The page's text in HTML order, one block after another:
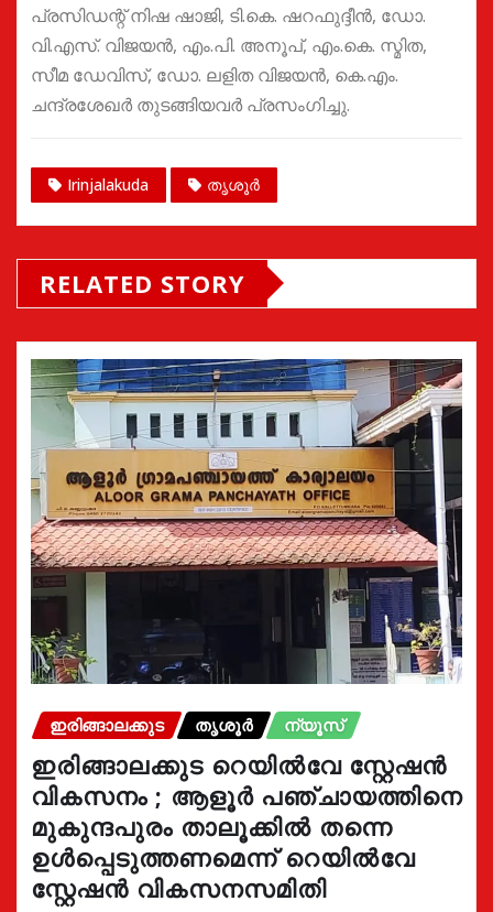
പ്രസിഡന്റ് നിഷ ഷാജി, ടി.കെ. ഷറഫുദ്ദീന്‍, ഡോ.
വി.എസ്. വിജയന്‍, എം.പി. അനൂപ്‌, എം.കെ. സ്മിത,
സീമ ഡേവിസ്, ഡോ. ലളിത വിജയന്‍, കെ.എം.
ചന്ദ്രശേഖര്‍ തുടങ്ങിയവര്‍ പ്രസംഗിച്ചു.
Irinjalakuda തൃശൂർ
RELATED STORY
ഇരിങ്ങാലക്കുട തൃശൂർ ന്യൂസ്
ഇരിങ്ങാലക്കുട റെയിൽവേ സ്റ്റേഷൻ
വികസനം ; ആളൂർ പഞ്ചായത്തിനെ
മുകുന്ദപുരം താലൂക്കിൽ തന്നെ
ഉൾപ്പെടുത്തണമെന്ന് റെയിൽവേ
സ്റ്റേഷൻ വികസനസമിതി